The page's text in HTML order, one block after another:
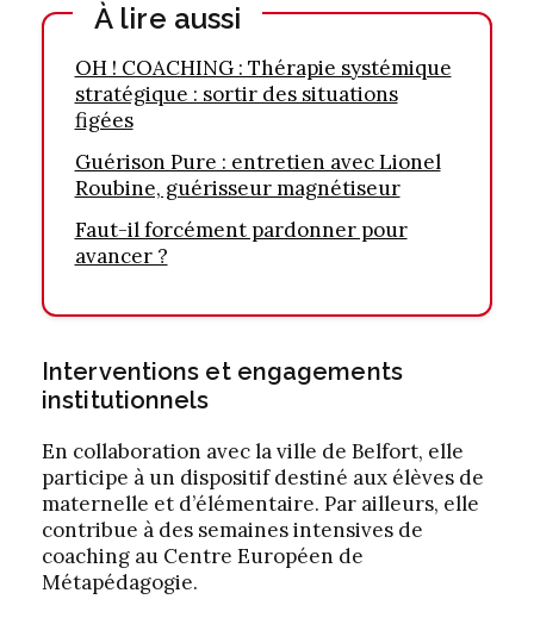
À lire aussi
OH ! COACHING : Thérapie systémique
stratégique : sortir des situations
figées
Guérison Pure : entretien avec Lionel
Roubine, guérisseur magnétiseur
Faut-il forcément pardonner pour
avancer ?
Interventions et engagements
institutionnels
En collaboration avec la ville de Belfort, elle
participe à un dispositif destiné aux élèves de
maternelle et d’élémentaire. Par ailleurs, elle
contribue à des semaines intensives de
coaching au Centre Européen de
Métapédagogie.